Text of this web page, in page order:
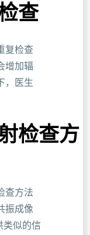
查
复检查
增加辐
，医生
检查方
查方法
振成像
类似的信